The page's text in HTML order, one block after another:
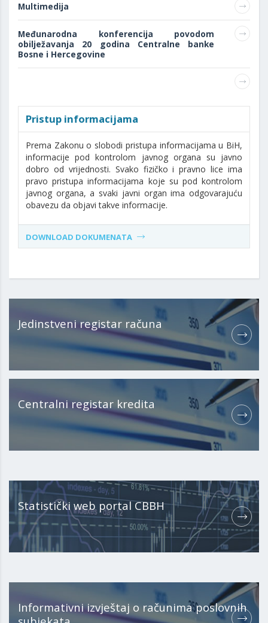
Multimedija
Međunarodna konferencija povodom
obilježavanja 20 godina Centralne banke
Bosne i Hercegovine
Pristup informacijama
Prema Zakonu o slobodi pristupa informacijama u BiH,
informacije pod kontrolom javnog organa su javno
dobro od vrijednosti. Svako fizičko i pravno lice ima
pravo pristupa informacijama koje su pod kontrolom
javnog organa, a svaki javni organ ima odgovarajuću
obavezu da objavi takve informacije.
DOWNLOAD DOKUMENATA
Jedinstveni registar računa
Centralni registar kredita
Statistički web portal CBBH
Informativni izvještaj o računima poslovnih